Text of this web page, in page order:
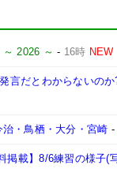
2026 ～ - 16時 NEW
言だとわからないの
・鳥栖・大分・宮崎
掲載】8/6練習の様子(